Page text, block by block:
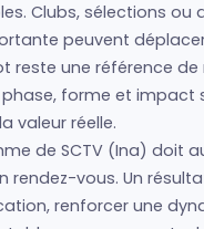
Clubs, sélections ou
peuvent
reste une référence de
forme et impact
valeur réelle.
de SCTV (Ina) doit
rendez-vous. Un
renforcer une